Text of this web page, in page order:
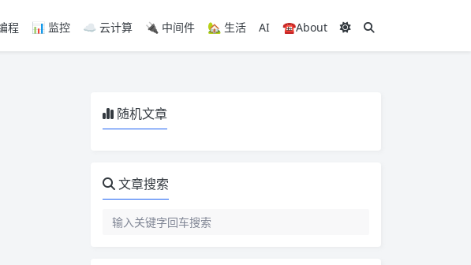
程 📊 监控 ☁️ 云计算 🔌 中间件 🏡 生活 AI ☎️About
随机文章
文章搜索